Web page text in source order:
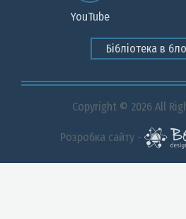
YouTube
Бібліотека в
Copyright © 2026 All
Розробка сайту -